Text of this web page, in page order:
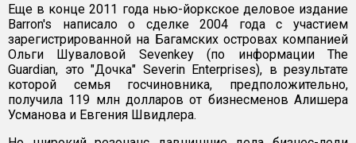
Еще в конце 2011 года нью-йоркское деловое издание
Barron's написало о сделке 2004 года с участием
зарегистрированной на Багамских островах компанией
Ольги Шуваловой Sevenkey (по информации The
Guardian, это "Дочка" Severin Enterprises), в результате
которой семья госчиновника, предположительно,
получила 119 млн долларов от бизнесменов Алишера
Усманова и Евгения Швидлера.